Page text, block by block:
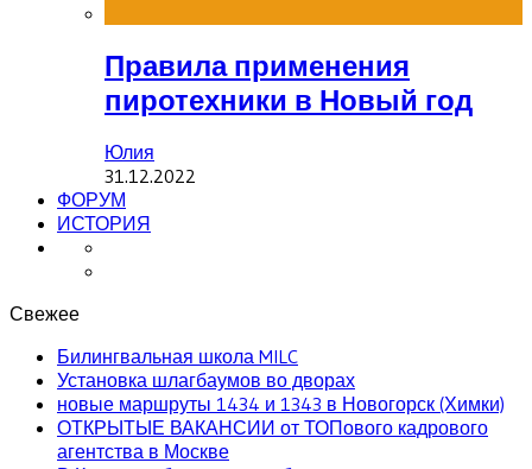
Правила применения
пиротехники в Новый год
Юлия
31.12.2022
ФОРУМ
ИСТОРИЯ
Свежее
Билингвальная школа MILC
Установка шлагбаумов во дворах
новые маршруты 1434 и 1343 в Новогорск (Химки)
ОТКРЫТЫЕ ВАКАНСИИ от ТОПового кадрового
агентства в Москве